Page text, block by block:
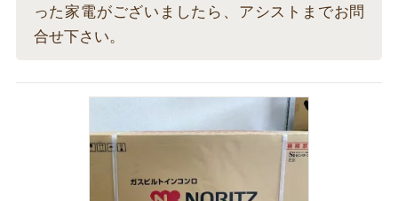
った家電がございましたら、アシストまでお問
合せ下さい。